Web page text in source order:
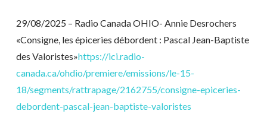
29/08/2025 – Radio Canada OHIO- Annie Desrochers
«Consigne, les épiceries débordent : Pascal Jean-Baptiste
des Valoristes»https://ici.radio-
canada.ca/ohdio/premiere/emissions/le-15-
18/segments/rattrapage/2162755/consigne-epiceries-
debordent-pascal-jean-baptiste-valoristes